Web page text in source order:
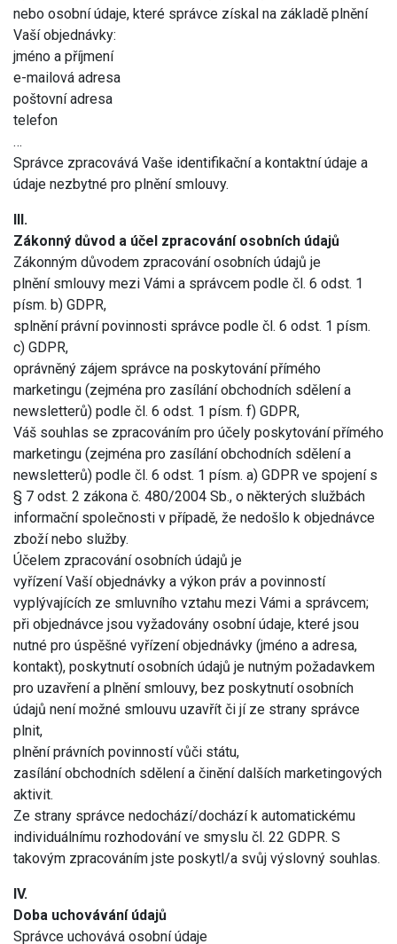
nebo osobní údaje, které správce získal na základě plnění
Vaší objednávky:
jméno a příjmení
e-mailová adresa
poštovní adresa
telefon
…
Správce zpracovává Vaše identifikační a kontaktní údaje a
údaje nezbytné pro plnění smlouvy.
III.
Zákonný důvod a účel zpracování osobních údajů
Zákonným důvodem zpracování osobních údajů je
plnění smlouvy mezi Vámi a správcem podle čl. 6 odst. 1
písm. b) GDPR,
splnění právní povinnosti správce podle čl. 6 odst. 1 písm.
c) GDPR,
oprávněný zájem správce na poskytování přímého
marketingu (zejména pro zasílání obchodních sdělení a
newsletterů) podle čl. 6 odst. 1 písm. f) GDPR,
Váš souhlas se zpracováním pro účely poskytování přímého
marketingu (zejména pro zasílání obchodních sdělení a
newsletterů) podle čl. 6 odst. 1 písm. a) GDPR ve spojení s
§ 7 odst. 2 zákona č. 480/2004 Sb., o některých službách
informační společnosti v případě, že nedošlo k objednávce
zboží nebo služby.
Účelem zpracování osobních údajů je
vyřízení Vaší objednávky a výkon práv a povinností
vyplývajících ze smluvního vztahu mezi Vámi a správcem;
při objednávce jsou vyžadovány osobní údaje, které jsou
nutné pro úspěšné vyřízení objednávky (jméno a adresa,
kontakt), poskytnutí osobních údajů je nutným požadavkem
pro uzavření a plnění smlouvy, bez poskytnutí osobních
údajů není možné smlouvu uzavřít či jí ze strany správce
plnit,
plnění právních povinností vůči státu,
zasílání obchodních sdělení a činění dalších marketingových
aktivit.
Ze strany správce nedochází/dochází k automatickému
individuálnímu rozhodování ve smyslu čl. 22 GDPR. S
takovým zpracováním jste poskytl/a svůj výslovný souhlas.
IV.
Doba uchovávání údajů
Správce uchovává osobní údaje